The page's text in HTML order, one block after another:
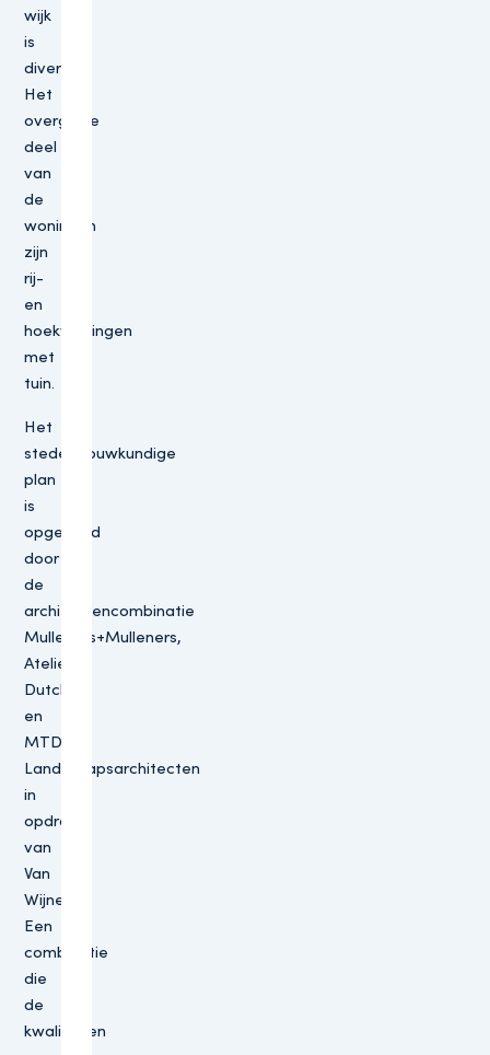
wijk
is
divers.
Het
overgrote
deel
van
de
woningen
zijn
rij-
en
hoekwoningen
met
tuin.
Het
stedenbouwkundige
plan
is
opgesteld
door
de
architectencombinatie
Mulleners+Mulleners,
Atelier
Dutch
en
MTD
Landschapsarchitecten
in
opdracht
van
Van
Wijnen.
Een
combinatie
die
de
kwaliteiten